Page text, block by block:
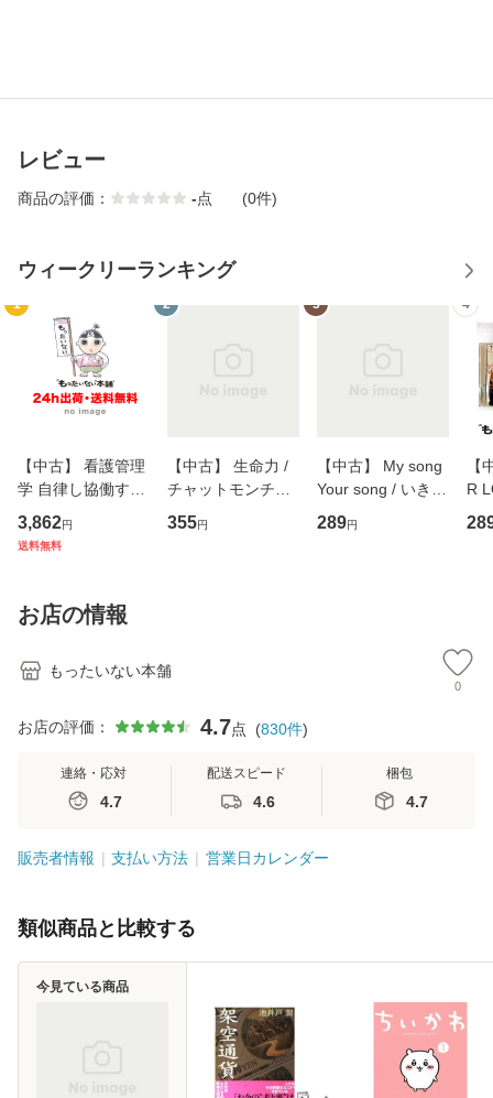
レビュー
商品の評価： -点 (0件)
ウィークリーランキング
1
【中古】 看護管理
学 自律し協働する
専門職の看護マネ
ジメントスキル 改
恵 藤本幸三 / 南江
堂 [単行
3,862円
送料無料
2
【中古】 生命力 /
チャットモンチー /
キューンレコード
[CD]【メール便送
355円
3
【中古】 My song
Your song / いきも
のがかり / [CD]
【メール便送料無
289円
4
【
R
産
お店の情報
もったいない本舗
0
お店の評価： 4.7点 (830件)
連絡・応対
4.7
配送スピード
4.6
梱包
4.7
販売者情報 支払い方法 営業日カレンダー
類似商品と比較する
今見ている商品